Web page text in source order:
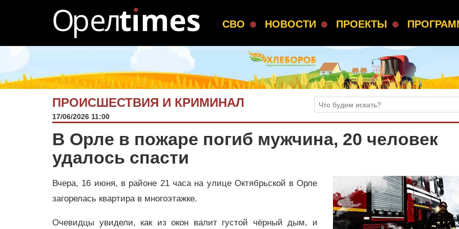
СВО НОВОСТИ ПРОЕКТЫ
ПРОИСШЕСТВИЯ И КРИМИНАЛ
17/06/2026 11:00
В Орле в пожаре погиб мужчина, 20 человек
удалось спасти
Вчера, 16 июня, в районе 21 часа на улице Октябрьской в Орле
загорелась квартира в многоэтажке.
Очевидцы увидели, как из окон валит густой чёрный дым, и